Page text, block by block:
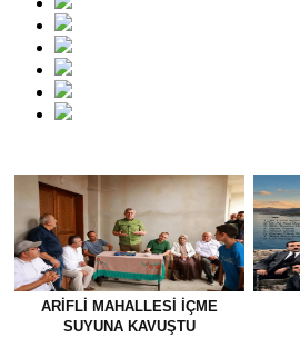
ARIFLI MAHALLESI İÇME
SUYUNA KAVUŞTU